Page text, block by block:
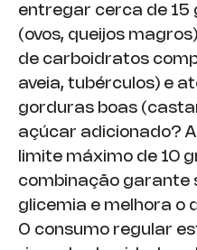
entregar cerca de 15
(ovos, queijos
de carboidratos
aveia, tubérculos) e
gorduras boas
açúcar adicionado?
limite máximo de 10
combinação garante
glicemia e melhora o
O consumo regular